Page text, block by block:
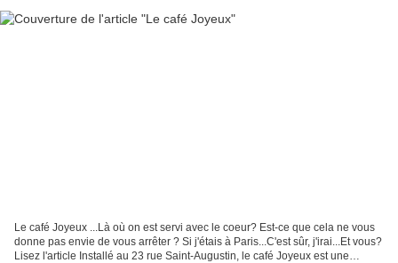
Le café Joyeux ...Là où on est servi avec le coeur? Est-ce que cela ne vous
donne pas envie de vous arrêter ? Si j'étais à Paris...C'est sûr, j'irai...Et vous?
Lisez l'article Installé au 23 rue Saint-Augustin, le café Joyeux est une